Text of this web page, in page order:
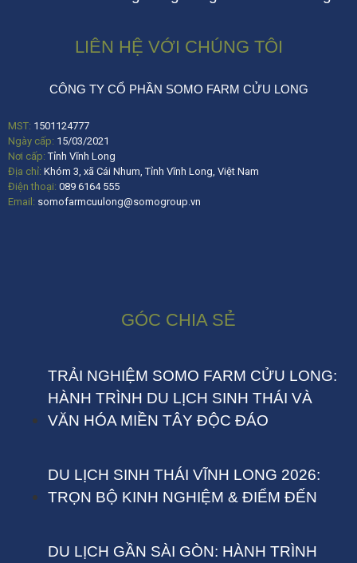
LIÊN HỆ VỚI CHÚNG TÔI
CÔNG TY CỔ PHẦN SOMO FARM CỬU LONG
MST: 1501124777
Ngày cấp: 15/03/2021
Nơi cấp:Tỉnh Vĩnh Long
Địa chỉ: Khóm 3, xã Cái Nhum, Tỉnh Vĩnh Long, Việt Nam
Điện thoại: 089 6164 555
Email: somofarmcuulong@somogroup.vn
GÓC CHIA SẺ
TRẢI NGHIỆM SOMO FARM CỬU LONG:
HÀNH TRÌNH DU LỊCH SINH THÁI VÀ
VĂN HÓA MIỀN TÂY ĐỘC ĐÁO
DU LỊCH SINH THÁI VĨNH LONG 2026:
TRỌN BỘ KINH NGHIỆM & ĐIỂM ĐẾN
DU LỊCH GẦN SÀI GÒN: HÀNH TRÌNH